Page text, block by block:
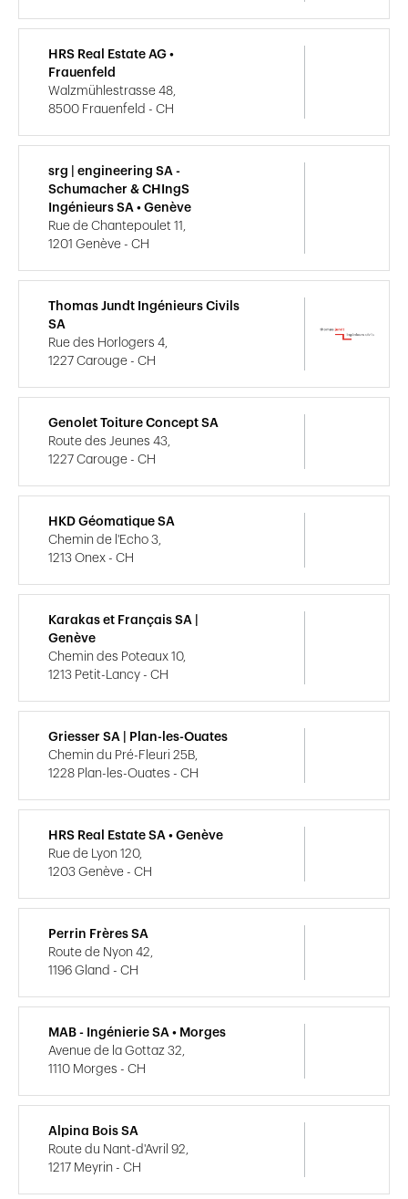
HRS Real Estate AG •
Frauenfeld
Walzmühlestrasse 48,
8500 Frauenfeld - CH
srg | engineering SA -
Schumacher & CHIngS
Ingénieurs SA • Genève
Rue de Chantepoulet 11,
1201 Genève - CH
Thomas Jundt Ingénieurs Civils
SA
Rue des Horlogers 4,
1227 Carouge - CH
Genolet Toiture Concept SA
Route des Jeunes 43,
1227 Carouge - CH
HKD Géomatique SA
Chemin de l'Echo 3,
1213 Onex - CH
Karakas et Français SA |
Genève
Chemin des Poteaux 10,
1213 Petit-Lancy - CH
Griesser SA | Plan-les-Ouates
Chemin du Pré-Fleuri 25B,
1228 Plan-les-Ouates - CH
HRS Real Estate SA • Genève
Rue de Lyon 120,
1203 Genève - CH
Perrin Frères SA
Route de Nyon 42,
1196 Gland - CH
MAB - Ingénierie SA • Morges
Avenue de la Gottaz 32,
1110 Morges - CH
Alpina Bois SA
Route du Nant-d'Avril 92,
1217 Meyrin - CH